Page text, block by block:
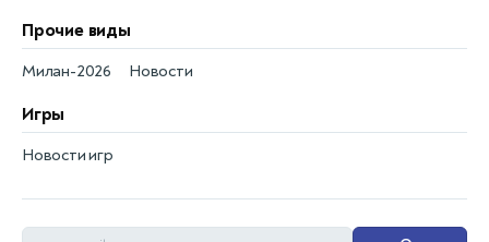
Прочие виды
Новости
Милан-2026
Игры
Новости игр